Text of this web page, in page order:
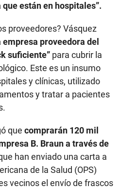
están en hospitales”.
proveedores? Vásquez
empresa proveedora del
suficiente” para cubrir la
Este es un insumo
y clínicas, utilizado
y tratar a pacientes
que comprarán 120 mil
B. Braun a través de
han enviado una carta a
de la Salud (OPS)
vecinos el envío de frascos